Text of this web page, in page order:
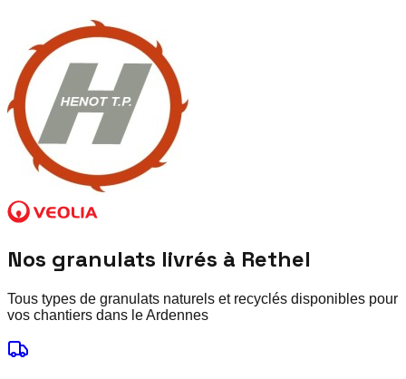
Nos granulats livrés à Rethel
Tous types de granulats naturels et recyclés disponibles pour
vos chantiers dans leArdennes